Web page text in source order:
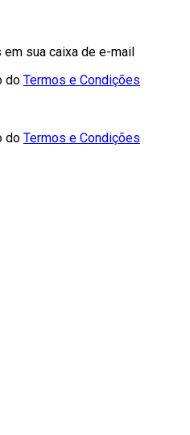
sua caixa de e-mail
do Termos e Condições
do Termos e Condições